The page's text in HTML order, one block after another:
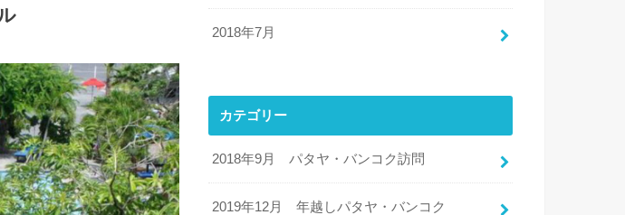
2018年7月
カテゴリー
2018年9月 パタヤ・バンコク訪問
2019年12月 年越しパタヤ・バンコク